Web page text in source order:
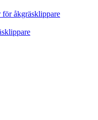
åkgräsklippare